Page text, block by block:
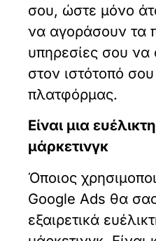
σου, ώστε μόνο
να αγοράσουν τα
υπηρεσίες σου να
στον ιστότοπό
πλατφόρμας.
Είναι μια
μάρκετινγκ
Όποιος
Google Ads θα σας
εξαιρετικά